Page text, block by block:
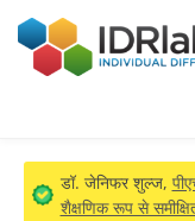
डॉ. जेनिफर शुल्ज,
शैक्षणिक रूप से